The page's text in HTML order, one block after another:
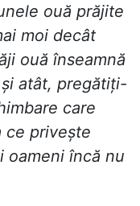
ouă prăjite
moi decât
ouă înseamnă
atât, pregătiți-
care
ce privește
oameni încă nu